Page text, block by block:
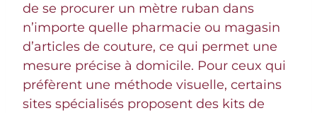
de se procurer un mètre ruban dans
n’importe quelle pharmacie ou magasin
d’articles de couture, ce qui permet une
mesure précise à domicile. Pour ceux qui
préfèrent une méthode visuelle, certains
sites spécialisés proposent des kits de